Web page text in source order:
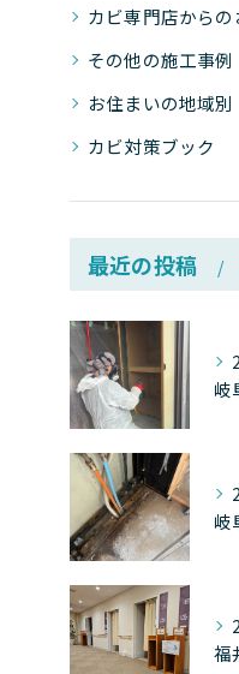
カビ専門店から
その他の施工事例
お住まいの地域別
カビ対策ブック
最近の投稿